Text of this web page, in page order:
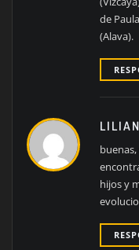
de
(Alava).
hijos y